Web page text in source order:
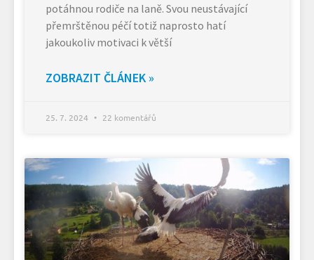
potáhnou rodiče na laně. Svou neustávající
přemrštěnou péčí totiž naprosto hatí
jakoukoliv motivaci k větší
ZOBRAZIT ČLÁNEK »
25. 7. 2024 22 komentářů